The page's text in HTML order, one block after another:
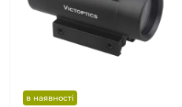
в наявності